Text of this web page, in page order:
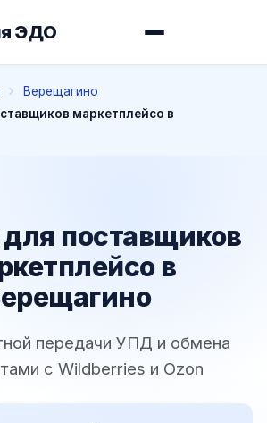
ЭДО
Верещагино
маркетплейсо в
поставщиков
в
передачи УПД и обмена
с Wildberries и Ozon